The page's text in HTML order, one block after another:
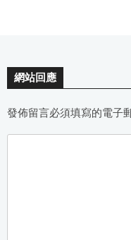
網站回應
發佈留言必須填寫的電子